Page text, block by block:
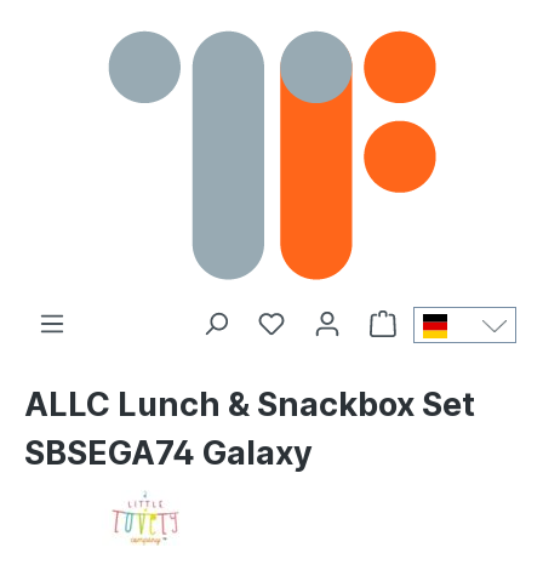
ALLC Lunch & Snackbox Set
SBSEGA74 Galaxy